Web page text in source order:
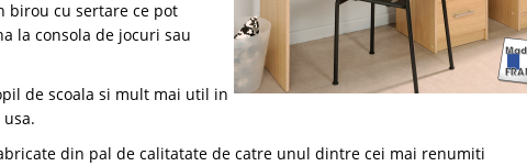
birou cu sertare ce pot
la consola de jocuri sau
de scoala si mult mai util in
din pal de calitatate de catre unul dintre cei mai renumiti